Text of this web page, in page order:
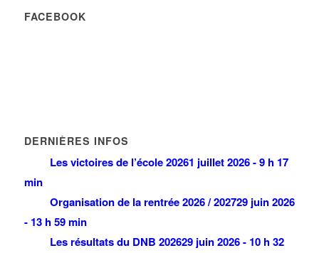
FACEBOOK
DERNIÈRES INFOS
Les victoires de l’école 20261 juillet 2026 - 9 h 17
min
Organisation de la rentrée 2026 / 202729 juin 2026
- 13 h 59 min
Les résultats du DNB 202629 juin 2026 - 10 h 32